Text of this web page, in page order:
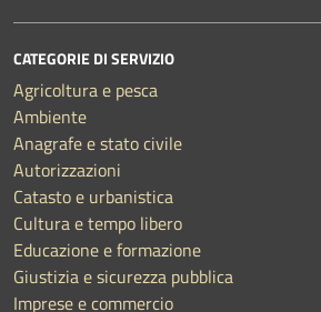
CATEGORIE DI SERVIZIO
Agricoltura e pesca
Ambiente
Anagrafe e stato civile
Autorizzazioni
Catasto e urbanistica
Cultura e tempo libero
Educazione e formazione
Giustizia e sicurezza pubblica
Imprese e commercio